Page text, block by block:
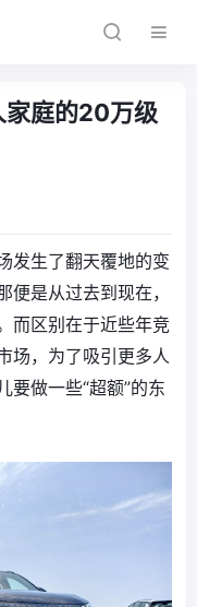
庭的20万级
发生了翻天覆地的变
是从过去到现在，
而区别在于近些年竞
场，为了吸引更多人
要做一些“超额”的东